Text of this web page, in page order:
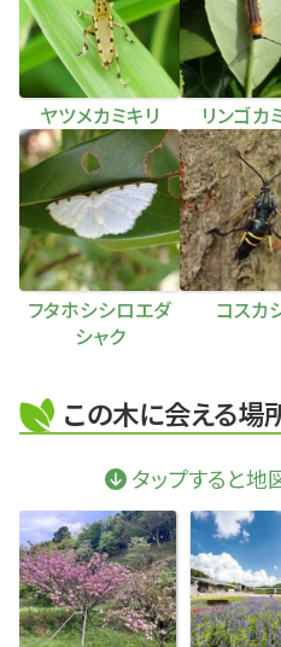
ヤツメカミキリ リンゴカ
フタホシシロエダ
シャク
コスカ
この木に会える場
タップすると